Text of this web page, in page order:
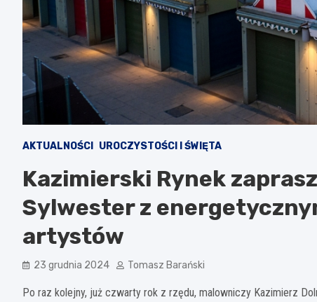
AKTUALNOŚCI UROCZYSTOŚCI I ŚWIĘTA
Kazimierski Rynek
Sylwester z
artystów
23 grudnia 2024 Tomasz Barański
Po raz kolejny, już czwarty rok z rzędu, malowniczy Kazimierz